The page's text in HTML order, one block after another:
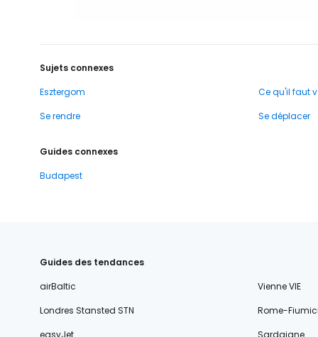
Sujets connexes
Esztergom
Ce qu'il faut
Se rendre
Se déplacer
Guides connexes
Budapest
Guides des tendances
airBaltic
Vienne VIE
Londres Stansted STN
Rome-
easyJet
Sardaigne